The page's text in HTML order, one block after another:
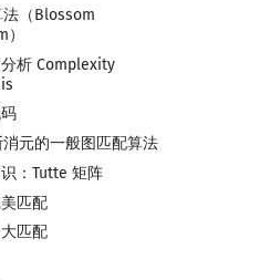
（Blossom
析 Complexity
元的一般图匹配算法
：Tutte 矩阵
匹配
匹配